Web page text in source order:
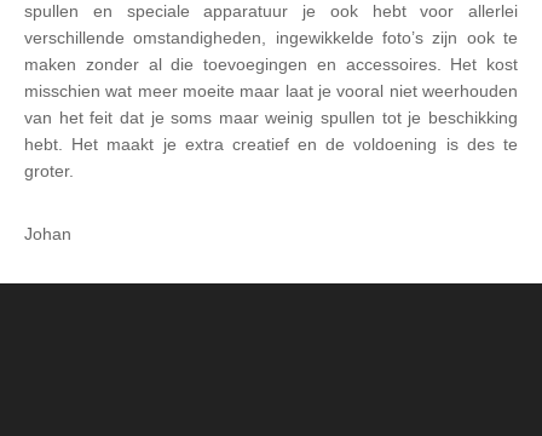
spullen en speciale apparatuur je ook hebt voor allerlei
verschillende omstandigheden, ingewikkelde foto’s zijn ook te
maken zonder al die toevoegingen en accessoires. Het kost
misschien wat meer moeite maar laat je vooral niet weerhouden
van het feit dat je soms maar weinig spullen tot je beschikking
hebt. Het maakt je extra creatief en de voldoening is des te
groter.
Johan